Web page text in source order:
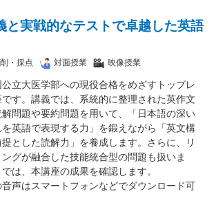
と実戦的なテストで卓越した英語
・採点 対面授業 映像授業
立大医学部への現役合格をめざすトップレ
す。講義では、系統的に整理された英作文
問題や要約問題を用いて、「日本語の深い
英語で表現する力」を鍛えながら「英文構
とした読解力」を養成します。さらに、リ
グが融合した技能統合型の問題も扱いま
は、本講座の成果を確認します。
音声はスマートフォンなどでダウンロード可